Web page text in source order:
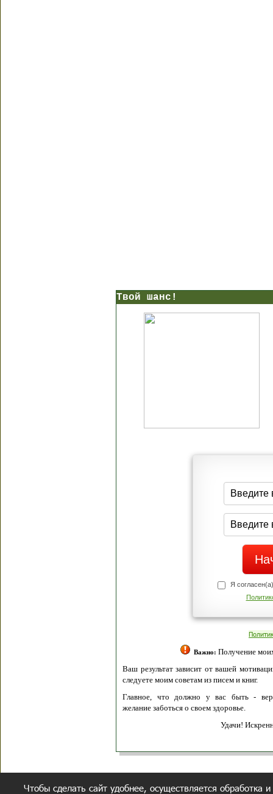
Твой шанс!
Я
Важно: Получение
Ваш результат зависит от вашей
следуете моим советам из писем и книг.
Главное, что должно у вас быть -
желание заботься о своем здоровье.
Удачи!
Чтобы сделать сайт удобнее, осуществляется обработка